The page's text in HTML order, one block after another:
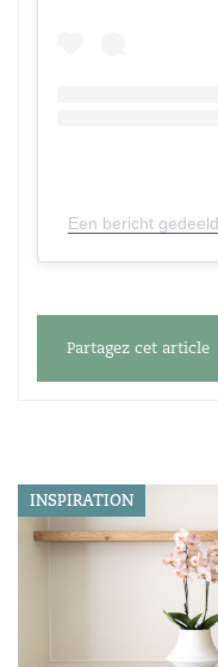
Een bericht
Partagez cet article
INSPIRATION